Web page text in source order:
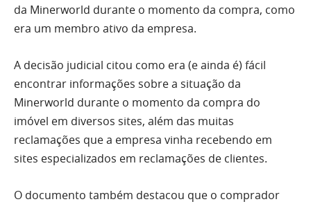
da Minerworld durante o momento da compra, como
era um membro ativo da empresa.
A decisão judicial citou como era (e ainda é) fácil
encontrar informações sobre a situação da
Minerworld durante o momento da compra do
imóvel em diversos sites, além das muitas
reclamações que a empresa vinha recebendo em
sites especializados em reclamações de clientes.
O documento também destacou que o comprador